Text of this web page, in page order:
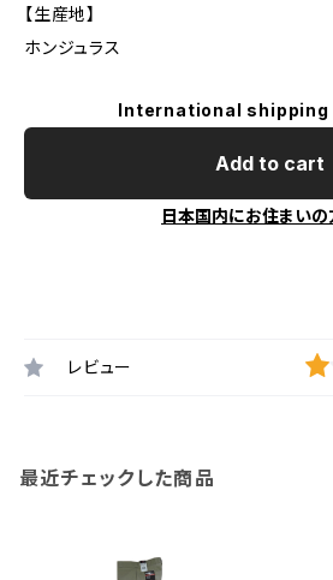
【生産地】
ホンジュラス
International shipping
Add to cart
日本国内にお住まいの
レビュー
最近チェックした商品